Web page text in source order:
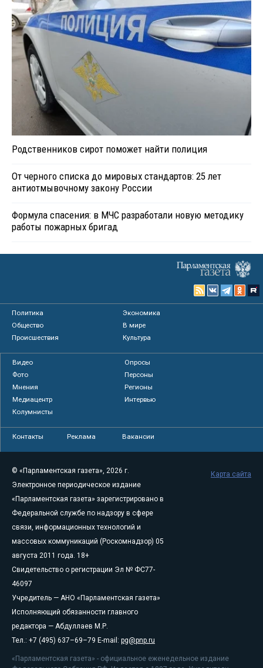
Родственников сирот поможет найти полиция
От черного списка до мировых стандартов: 25 лет
антиотмывочному закону России
Формула спасения: в МЧС разработали новую методику
работы пожарных бригад
Политика
Экономика
Общество
В мире
Происшествия
Культура
Видео
Опросы
Фото
Персоны
Мнения
Регионы
Медиацентр
Интервью
Колумнисты
Контакты Реклама Вакансии
© «Парламентская газета», 2026 г.
Электронное периодическое издание
«Парламентская газета» зарегистрировано в
Федеральной службе по надзору в сфере
связи, информационных технологий и
массовых коммуникаций (Роскомнадзор) 05
августа 2011 года. 18+
Свидетельство о регистрации Эл № ФС77-
46097
Учредитель — АНО «Парламентская газета»
Исполняющий обязанности главного
редактора — Абдуллаев М.Р.
Тел.: +7 (495) 637–69–79 E-mail: pg@pnp.ru
«Парламентская газета» - официальное еженедельное издание
Карта сайта